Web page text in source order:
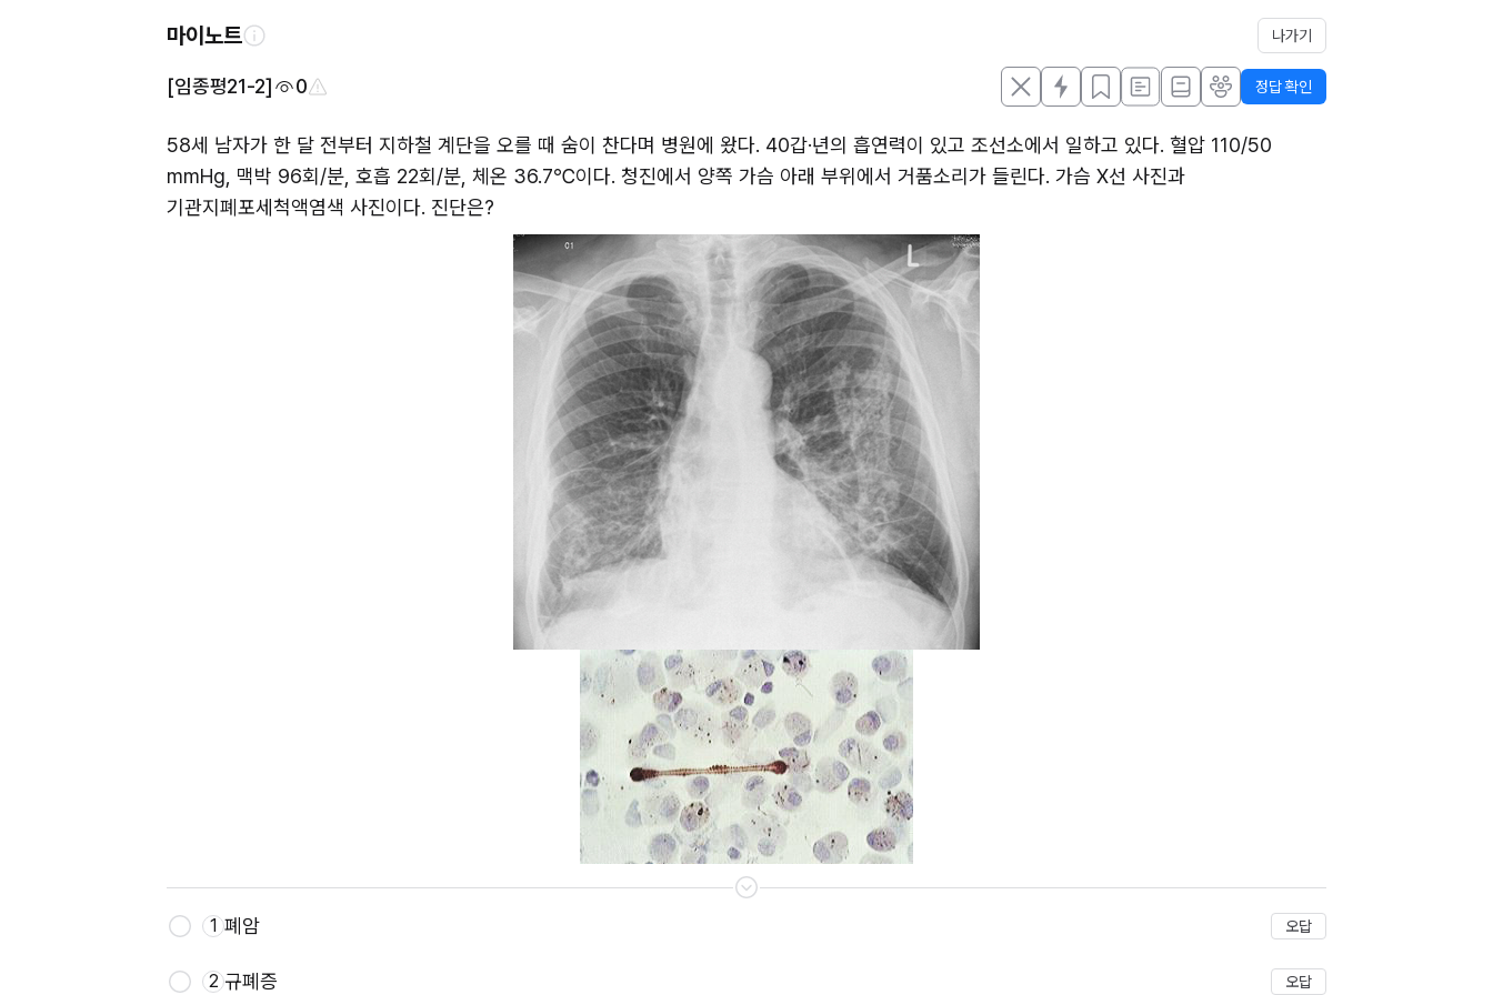
마이노트 나가기
[임종평21-2] 0 정답 확인
58세 남자가 한 달 전부터 지하철 계단을 오를 때 숨이 찬다며 병원에 왔다. 40갑·년의 흡연력이 있고 조선소에서 일하고 있다. 혈압 110/50
mmHg, 맥박 96회/분, 호흡 22회/분, 체온 36.7℃이다. 청진에서 양쪽 가슴 아래 부위에서 거품소리가 들린다. 가슴 X선 사진과
기관지폐포세척액염색 사진이다. 진단은?
1 폐암 오답
2 규폐증 오답